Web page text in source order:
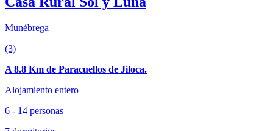
Munébrega
(3)
A 8.8 Km de Paracuellos de Jiloca.
Alojamiento entero
6 - 14 personas